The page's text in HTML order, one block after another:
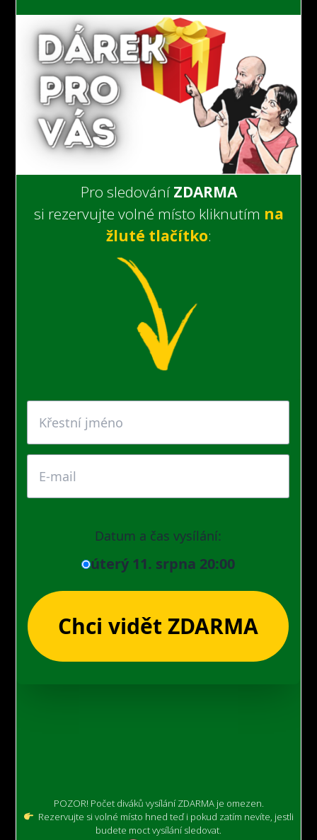
Pro sledováníZDARMA
si rezervujte volné místo kliknutím na
žluté tlačítko:
POZOR! Počet diváků vysílání ZDARMA je omezen.
Rezervujte si volné místo hned teď i pokud zatím nevíte, jestli
budete moct vysílání sledovat.